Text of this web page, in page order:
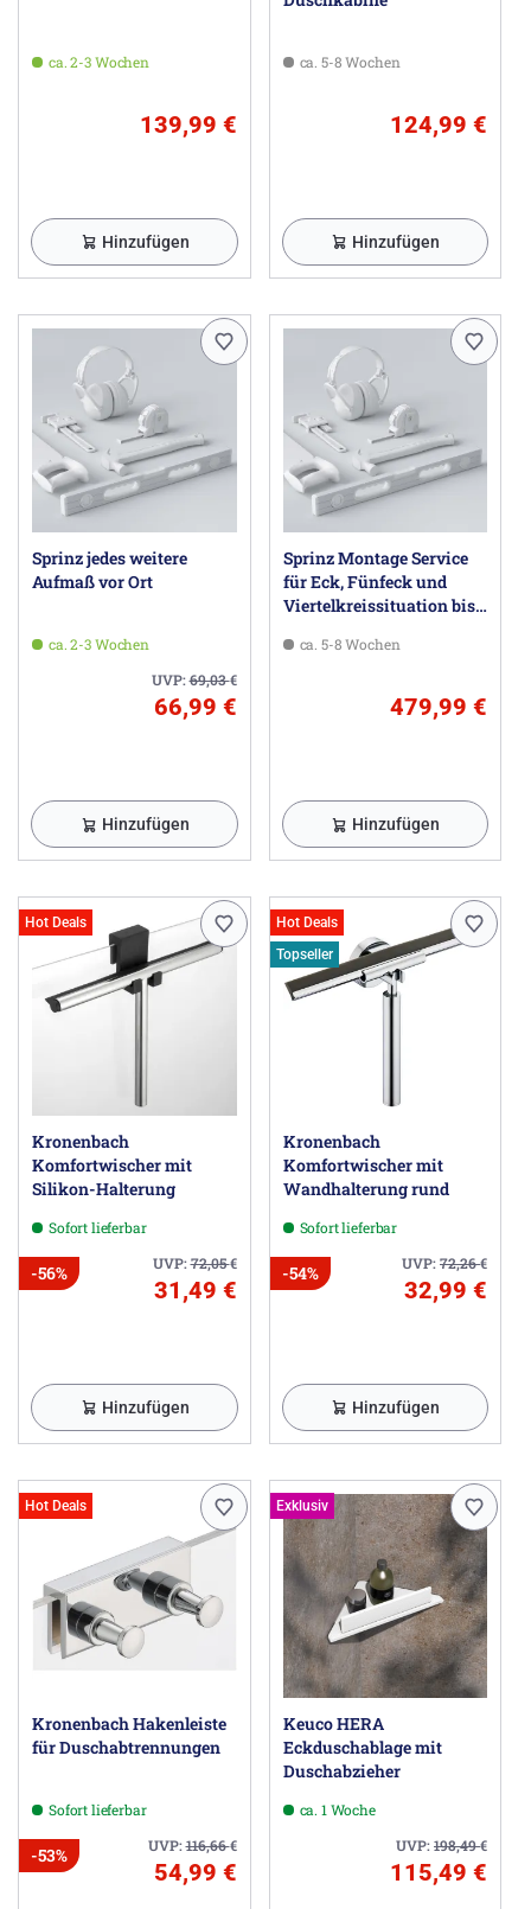
ca. 2-3 Wochen
139,99 €
Hinzufügen
ca. 5-8 Wochen
124,99 €
Hinzufügen
Sprinz jedes weitere
Aufmaß vor Ort
ca. 2-3 Wochen
UVP:69,03€
66,99 €
Hinzufügen
Sprinz Montage Service
für Eck, Fünfeck und
Viertelkreissituation bis
ca. 5-8 Wochen
479,99 €
Hinzufügen
Hot Deals
Kronenbach
Komfortwischer mit
Silikon-Halterung
Sofort lieferbar
UVP:72,05€
-56%
31,49 €
Hinzufügen
Hot Deals
Topseller
Kronenbach
Komfortwischer mit
Wandhalterung rund
Sofort lieferbar
UVP:72,26€
-54%
32,99 €
Hinzufügen
Hot Deals
Kronenbach Hakenleiste
für Duschabtrennungen
Sofort lieferbar
UVP:116,66€
-53%
54,99 €
Exklusiv
Keuco HERA
Eckduschablage mit
Duschabzieher
ca. 1 Woche
UVP:198,49€
115,49 €